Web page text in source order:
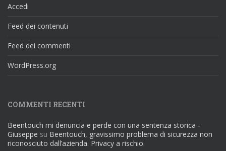
Accedi
Feed dei contenuti
Feed dei commenti
WordPress.org
COMMENTI RECENTI
Beentouch mi denuncia e perde con una sentenza storica -
Giuseppe su Beentouch, gravissimo problema di sicurezza non
riconosciuto dall’azienda. Privacy a rischio.